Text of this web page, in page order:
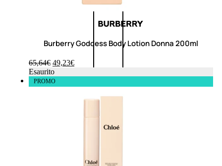
Fragranze
Nature
L’OCCITANE
EDT
Valutato
Burberry Goddess Body Lotion Donna 200ml
65,64€ 49,23€
Esaurito
PROMO